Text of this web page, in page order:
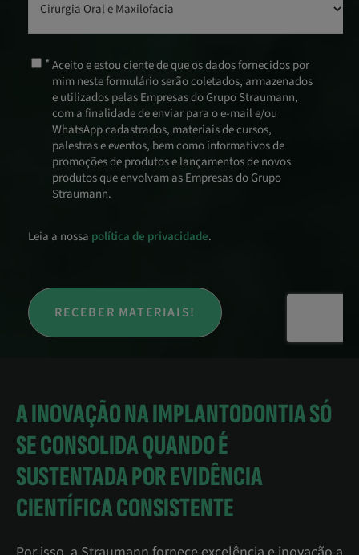
A INOVAÇÃO NA IMPLANTODONTIA SÓ
SE CONSOLIDA QUANDO É
SUSTENTADA POR EVIDÊNCIA
CIENTÍFICA CONSISTENTE